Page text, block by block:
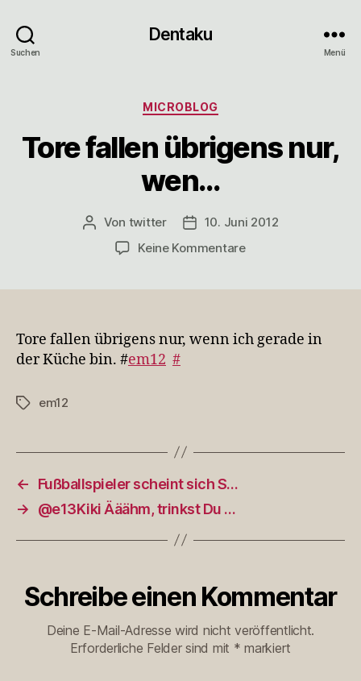
Suchen
Dentaku
Menü
Kategorien
MICROBLOG
Tore fallen übrigens nur,
wen…
Beitragsautor
Von twitter Veröffentlichungsdatum
10. Juni 2012
Keine Kommentarezu
wen…
Tore fallen übrigens nur, wenn ich gerade in
der Küche bin. #em12 #
Schlagwörter
em12
←
Fußballspieler scheint sich S…
→
@e13Kiki Ääähm, trinkst Du …
Schreibe einen Kommentar
Deine E-Mail-Adresse wird nicht veröffentlicht.
Erforderliche Felder sind mit * markiert